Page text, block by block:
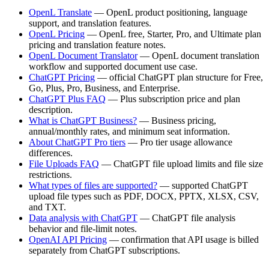
OpenL Translate — OpenL product positioning, language
support, and translation features.
OpenL Pricing — OpenL free, Starter, Pro, and Ultimate plan
pricing and translation feature notes.
OpenL Document Translator— OpenL document translation
workflow and supported document use case.
ChatGPT Pricing — official ChatGPT plan structure for Free,
Go, Plus, Pro, Business, and Enterprise.
ChatGPT Plus FAQ — Plus subscription price and plan
description.
What is ChatGPT Business? — Business pricing,
annual/monthly rates, and minimum seat information.
About ChatGPT Pro tiers — Pro tier usage allowance
differences.
File Uploads FAQ — ChatGPT file upload limits and file size
restrictions.
What types of files are supported? — supported ChatGPT
upload file types such as PDF, DOCX, PPTX, XLSX, CSV,
and TXT.
Data analysis with ChatGPT — ChatGPT file analysis
behavior and file-limit notes.
OpenAI API Pricing — confirmation that API usage is billed
separately from ChatGPT subscriptions.